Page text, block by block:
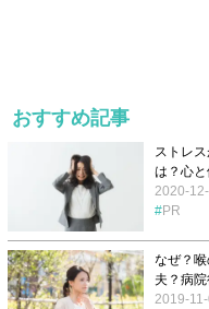
おすすめ記事
ストレ
は？心
2020-
PR
なぜ？
夫？病
2019-